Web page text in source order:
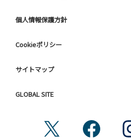
個人情報保護方針
Cookieポリシー
サイトマップ
GLOBAL SITE